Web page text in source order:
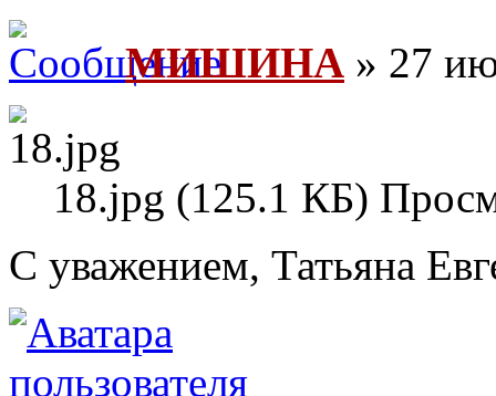
МИШИНА » 27
18.jpg (125.1 КБ)
С уважением, Татьяна